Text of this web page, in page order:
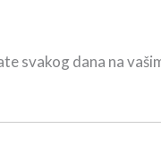
svakog dana na